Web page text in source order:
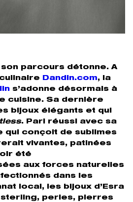
parcours détonne. A
Dandin.com, la
s’adonne désormais à
cuisine. Sa dernière
bijoux élégants et qui
. Pari réussi avec sa
qui conçoit de sublimes
vivantes, patinées
été
aux forces naturelles
dans les
local, les bijoux d’Esra
perles, pierres